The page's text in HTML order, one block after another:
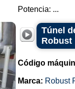
Potencia: ...
Túnel
Robust
Código
Marca: Robust